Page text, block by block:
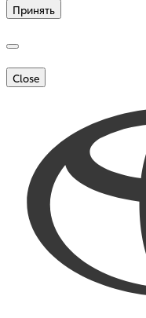
Принять
Close